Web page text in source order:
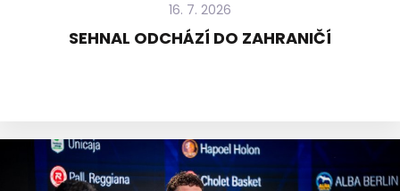
16. 7. 2026
SEHNAL ODCHÁZÍ DO ZAHRANIČÍ